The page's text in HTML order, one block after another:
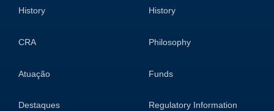
History
CRA
Atuação
Destaques
History
Philosophy
Funds
Regulatory Information